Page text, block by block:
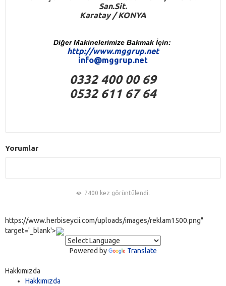
San.Sit.
Karatay / KONYA
Diğer Makinelerimize Bakmak İçin:
http://www.mggrup.net
info@mggrup.net
0332 400 00 69
0532 611 67 64
Yorumlar
7400 kez görüntülendi.
https://www.herbiseycii.com/uploads/images/reklam1500.png"
target='_blank'>
Powered by Translate
Hakkımızda
Hakkımızda